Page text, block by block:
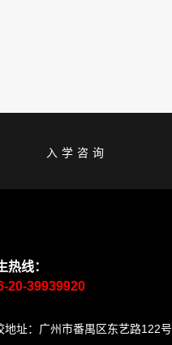
入学咨询
热线：
20-39939920
地址：广州市番禺区东艺路122号